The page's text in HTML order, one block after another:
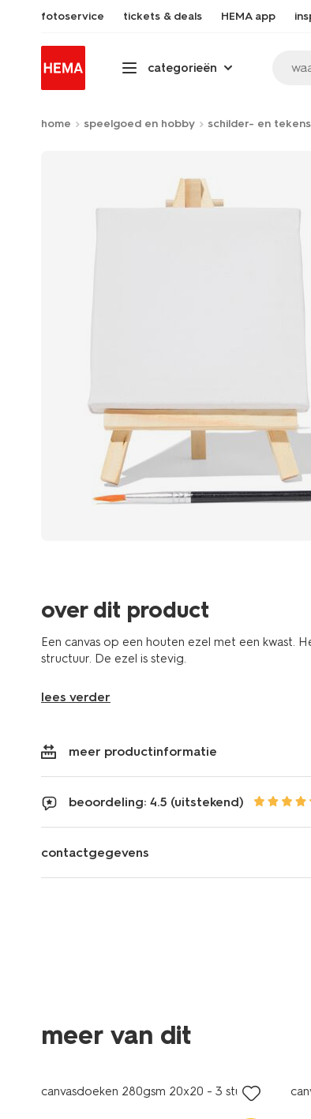
fotoservice tickets & deals HEMA app
categorieën
home speelgoed en hobby schilder- en
over dit product
Een canvas op een houten ezel met een kwast.
structuur. De ezel is stevig.
lees verder
meer productinformatie
beoordeling: 4.5 (uitstekend)
contactgegevens
meer van dit
canvasdoeken 280gsm 20x20 - 3 stuks